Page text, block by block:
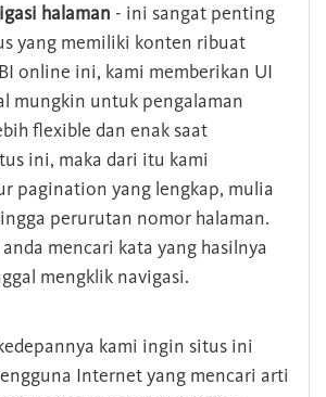
halaman - ini sangat penting
yang memiliki konten ribuat
online ini, kami memberikan UI
mungkin untuk pengalaman
flexible dan enak saat
ini, maka dari itu kami
pagination yang lengkap, mulia
perurutan nomor halaman.
mencari kata yang hasilnya
mengklik navigasi.
kami ingin situs ini
Internet yang mencari arti